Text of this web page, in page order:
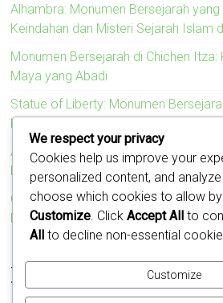
Alhambra: Monumen Bersejarah
Keindahan dan Misteri Sejarah Islam
Monumen Bersejarah di Chichen
Maya yang Abadi
Statue of Liberty: Monumen
Kebebasan Amerika Serikat
Acropolis: Monumen Bersejarah
Kejayaan Peradaban Yunani Kuno
Colosseum: Monumen Bersejarah
Romawi
Recent Comments
We respect your privacy
Cookies help us improve your
personalized content, and
choose which cookies to allow
Customize . Click Accept All to
All to decline non-essential
Customize